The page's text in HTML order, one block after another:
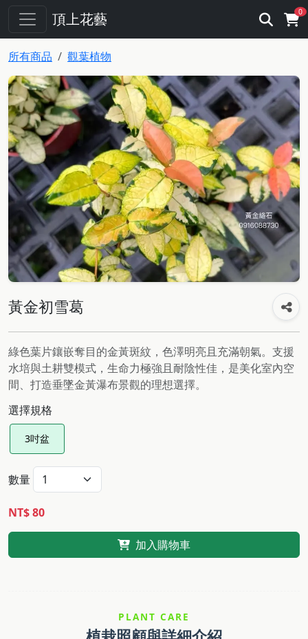
頂上花藝 0
所有商品 觀葉植物
黃金初雪葛
綠色葉片鑲嵌奪目的金黃斑紋，色澤明亮且充滿朝氣。支援
水培與土耕雙模式，生命力極強且耐陰性佳，是美化室內空
間、打造垂墜金黃瀑布景觀的理想選擇。
選擇規格
3吋盆
數量
NT$ 80
加入購物車
PLANT CARE